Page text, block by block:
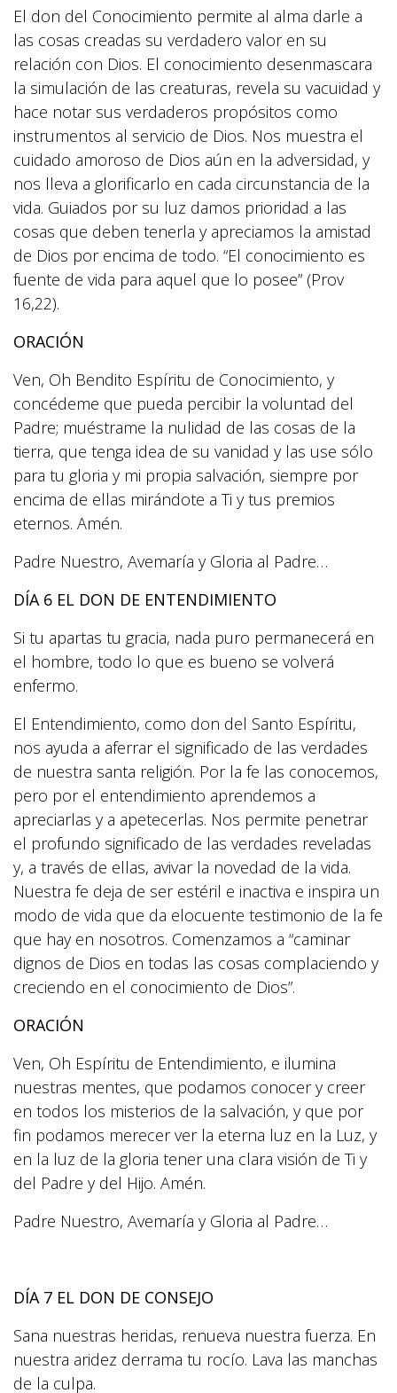
El don del Conocimiento permite al alma darle a
las cosas creadas su verdadero valor en su
relación con Dios. El conocimiento desenmascara
la simulación de las creaturas, revela su vacuidad y
hace notar sus verdaderos propósitos como
instrumentos al servicio de Dios. Nos muestra el
cuidado amoroso de Dios aún en la adversidad, y
nos lleva a glorificarlo en cada circunstancia de la
vida. Guiados por su luz damos prioridad a las
cosas que deben tenerla y apreciamos la amistad
de Dios por encima de todo. “El conocimiento es
fuente de vida para aquel que lo posee” (Prov
16,22).
ORACIÓN
Ven, Oh Bendito Espíritu de Conocimiento, y
concédeme que pueda percibir la voluntad del
Padre; muéstrame la nulidad de las cosas de la
tierra, que tenga idea de su vanidad y las use sólo
para tu gloria y mi propia salvación, siempre por
encima de ellas mirándote a Ti y tus premios
eternos. Amén.
Padre Nuestro, Avemaría y Gloria al Padre…
DÍA 6 EL DON DE ENTENDIMIENTO
Si tu apartas tu gracia, nada puro permanecerá en
el hombre, todo lo que es bueno se volverá
enfermo.
El Entendimiento, como don del Santo Espíritu,
nos ayuda a aferrar el significado de las verdades
de nuestra santa religión. Por la fe las conocemos,
pero por el entendimiento aprendemos a
apreciarlas y a apetecerlas. Nos permite penetrar
el profundo significado de las verdades reveladas
y, a través de ellas, avivar la novedad de la vida.
Nuestra fe deja de ser estéril e inactiva e inspira un
modo de vida que da elocuente testimonio de la fe
que hay en nosotros. Comenzamos a “caminar
dignos de Dios en todas las cosas complaciendo y
creciendo en el conocimiento de Dios”.
ORACIÓN
Ven, Oh Espíritu de Entendimiento, e ilumina
nuestras mentes, que podamos conocer y creer
en todos los misterios de la salvación, y que por
fin podamos merecer ver la eterna luz en la Luz, y
en la luz de la gloria tener una clara visión de Ti y
del Padre y del Hijo. Amén.
Padre Nuestro, Avemaría y Gloria al Padre…
DÍA 7 EL DON DE CONSEJO
Sana nuestras heridas, renueva nuestra fuerza. En
nuestra aridez derrama tu rocío. Lava las manchas
de la culpa.